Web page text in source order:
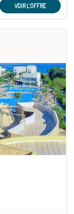
VOIR L'OFFRE